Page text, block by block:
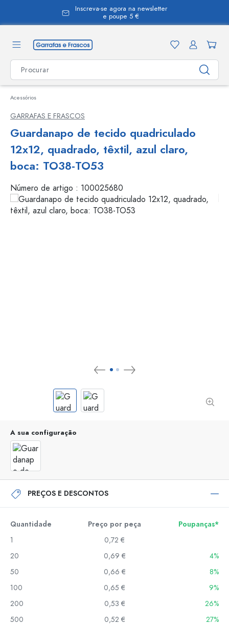
Inscreva-se agora na newsletter
e poupe 5 €
Acessórios
GARRAFAS E FRASCOS
Guardanapo de tecido quadriculado
12x12, quadrado, têxtil, azul claro,
boca: TO38-TO53
Número de artigo : 100025680
A sua configuração
PREÇOS E DESCONTOS
Quantidade Preço por peça
Poupanças*
1
0,72 €
20
0,69 €
4%
50
0,66 €
8%
100
0,65 €
9%
200
0,53 €
26%
500
0,52 €
27%